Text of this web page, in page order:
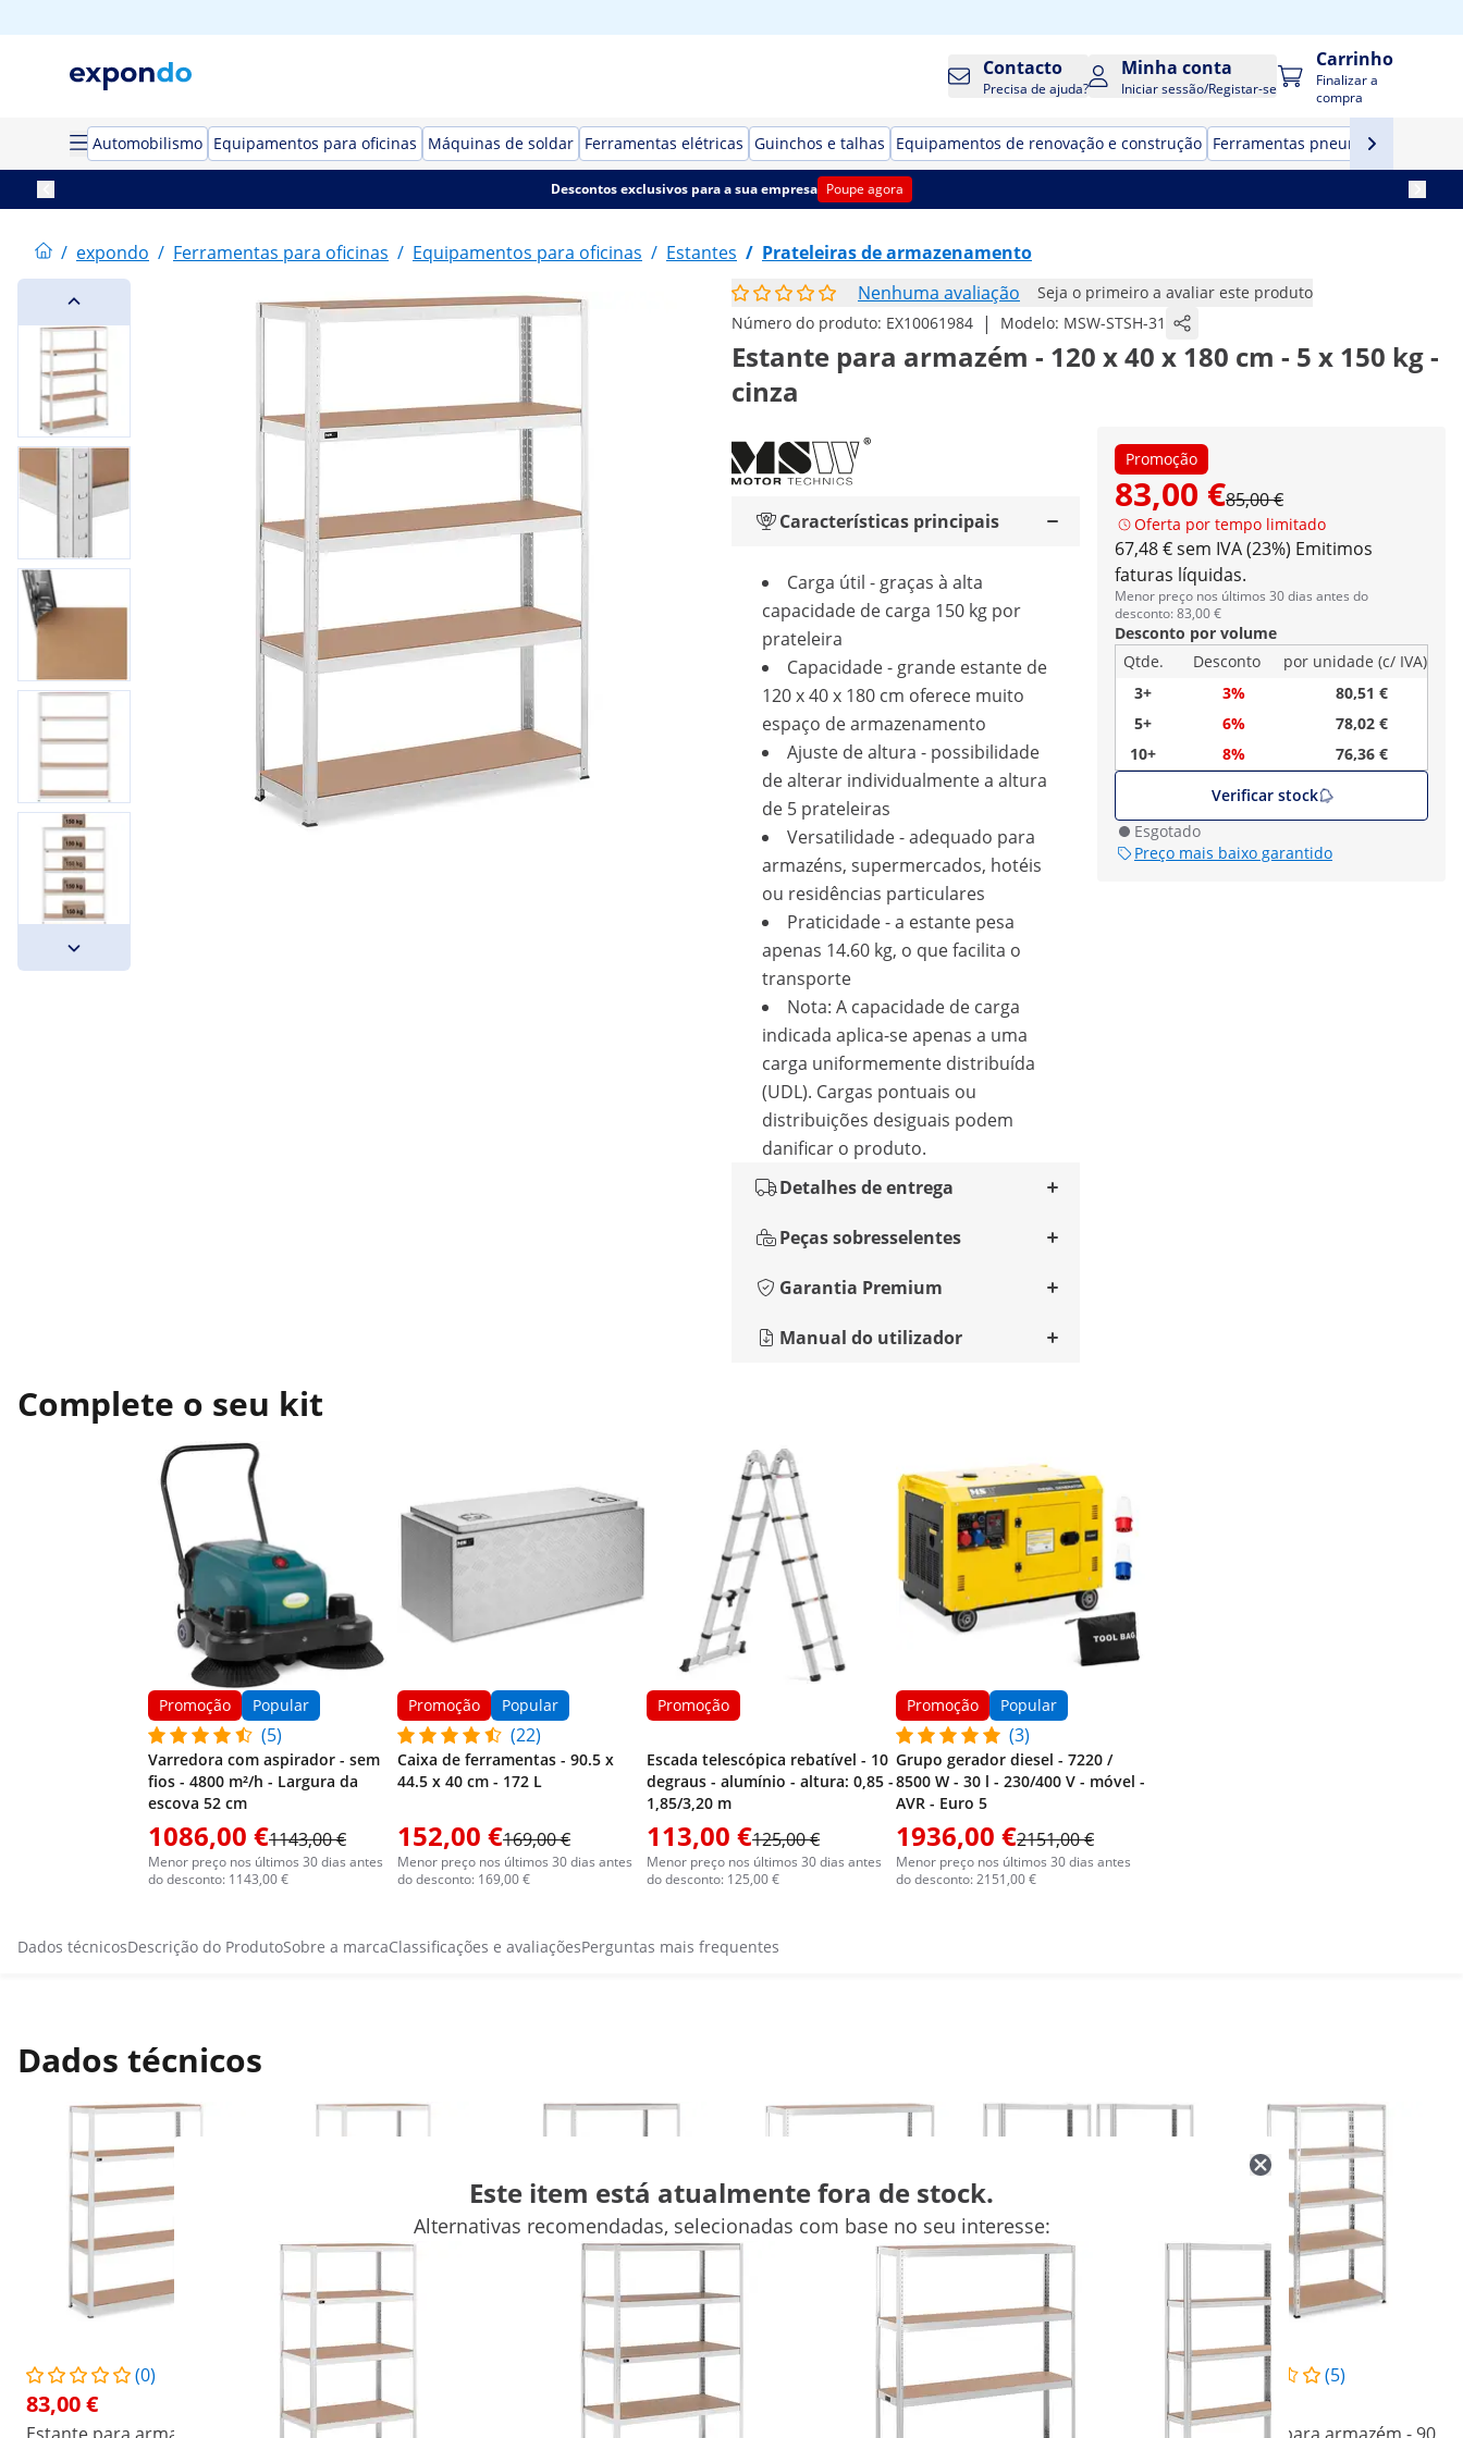
Contacto
Precisa de ajuda?
Minha conta
Iniciar sessão/Registar-se
Carrinho
Finalizar a
compra
Automobilismo Equipamentos para oficinas Máquinas de soldar Ferramentas elétricas Guinchos e talhas Equipamentos de renovação e construção Ferramentas pneumáticas
Descontos exclusivos para a sua empresa Poupe agora
/ expondo / Ferramentas para oficinas / Equipamentos para oficinas / Estantes / Prateleiras de armazenamento
Nenhuma avaliação
Seja o primeiro a avaliar este produto
Número do produto: EX10061984 | Modelo: MSW-STSH-31
Estante para armazém - 120 x 40 x 180 cm - 5 x 150 kg -
cinza
Promoção
83,00 €85,00 €
Oferta por tempo limitado
67,48 € sem IVA (23%) Emitimos
faturas líquidas.
Menor preço nos últimos 30 dias antes do
desconto: 83,00 €
Desconto por volume
Qtde.
Desconto
por unidade (c/ IVA)
3+
3%
80,51 €
5+
6%
78,02 €
10+
8%
76,36 €
Verificar stock
Esgotado
Preço mais baixo garantido
Características principais
Carga útil - graças à alta
capacidade de carga 150 kg por
prateleira
Capacidade - grande estante de
120 x 40 x 180 cm oferece muito
espaço de armazenamento
Ajuste de altura - possibilidade
de alterar individualmente a altura
de 5 prateleiras
Versatilidade - adequado para
armazéns, supermercados, hotéis
ou residências particulares
Praticidade - a estante pesa
apenas 14.60 kg, o que facilita o
transporte
Nota: A capacidade de carga
indicada aplica-se apenas a uma
carga uniformemente distribuída
(UDL). Cargas pontuais ou
distribuições desiguais podem
danificar o produto.
Detalhes de entrega
Peças sobresselentes
Garantia Premium
Manual do utilizador
Complete o seu kit
Promoção Popular
(5)
Varredora com aspirador - sem
fios - 4800 m²/h - Largura da
escova 52 cm
1086,00 €1143,00 €
Menor preço nos últimos 30 dias antes
do desconto: 1143,00 €
Promoção Popular
(22)
Caixa de ferramentas - 90.5 x
44.5 x 40 cm - 172 L
152,00 €169,00 €
Menor preço nos últimos 30 dias antes
do desconto: 169,00 €
Promoção
Escada telescópica rebatível - 10
degraus - alumínio - altura: 0,85 -
1,85/3,20 m
113,00 €125,00 €
Menor preço nos últimos 30 dias antes
do desconto: 125,00 €
Promoção Popular
(3)
Grupo gerador diesel - 7220 /
8500 W - 30 l - 230/400 V - móvel -
AVR - Euro 5
1936,00 €2151,00 €
Menor preço nos últimos 30 dias antes
do desconto: 2151,00 €
Dados técnicosDescrição do ProdutoSobre a marcaClassificações e avaliaçõesPerguntas mais frequentes
Dados técnicos
(0)
83,00 € 65,00 €
(15)
76,00 € 61,00 €
(5)
58,00 €
Este item está atualmente fora de stock.
Alternativas recomendadas, selecionadas com base no seu interesse: